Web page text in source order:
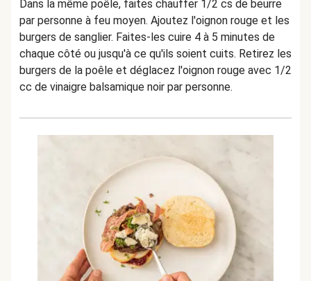
Dans la même poêle, faites chauffer 1/2 cs de beurre
par personne à feu moyen. Ajoutez l'oignon rouge et les
burgers de sanglier. Faites-les cuire 4 à 5 minutes de
chaque côté ou jusqu'à ce qu'ils soient cuits. Retirez les
burgers de la poêle et déglacez l'oignon rouge avec 1/2
cc de vinaigre balsamique noir par personne.